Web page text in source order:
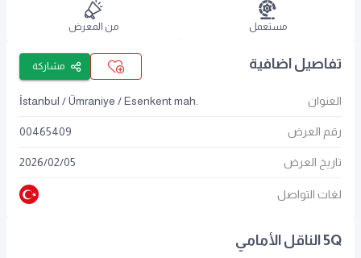
مستعمل من المعرض
تفاصيل اضافية مشاركة
العنوان İstanbul / Ümraniye / Esenkent mah.
رقم العرض 00465409
تاريخ العرض 2026/02/05
لغات التواصل
5Q الناقل الأمامي